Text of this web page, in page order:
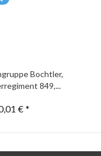
Bochtler,
849,...
€ *